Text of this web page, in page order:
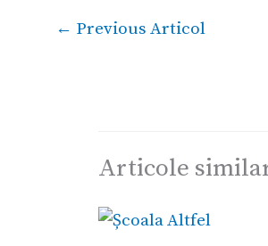
← Previous Articol
Articole